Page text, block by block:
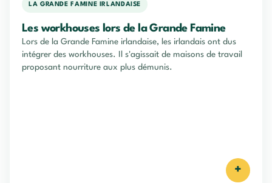
LA GRANDE FAMINE IRLANDAISE
Les workhouses lors de la Grande Famine
Lors de la Grande Famine irlandaise, les irlandais ont dus
intégrer des workhouses. Il s'agissait de maisons de travail
proposant nourriture aux plus démunis.
+